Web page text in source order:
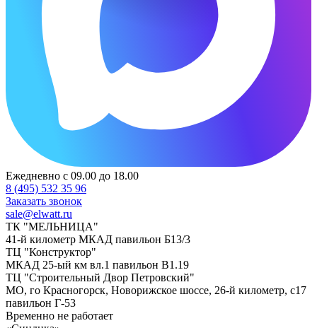
Ежедневно с 09.00 до 18.00
8 (495) 532 35 96
Заказать звонок
sale@elwatt.ru
ТК "МЕЛЬНИЦА"
41-й километр МКАД павильон Б13/3
ТЦ "Конструктор"
МКАД 25-ый км вл.1 павильон В1.19
ТЦ "Строительный Двор Петровский"
МО, го Красногорск, Новорижское шоссе, 26-й километр, с17
павильон Г-53
Временно не работает